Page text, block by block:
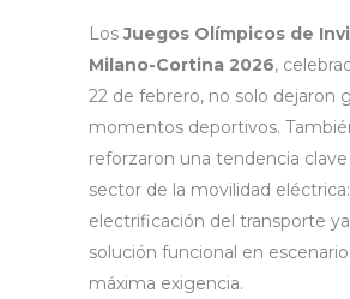
LosJuegos Olímpicos de
Milano-Cortina 2026,
22 de febrero, no solo dejaron
momentos deportivos.
reforzaron una tendencia
sector de la movilidad
electrificación del transporte
solución funcional en
máxima exigencia.